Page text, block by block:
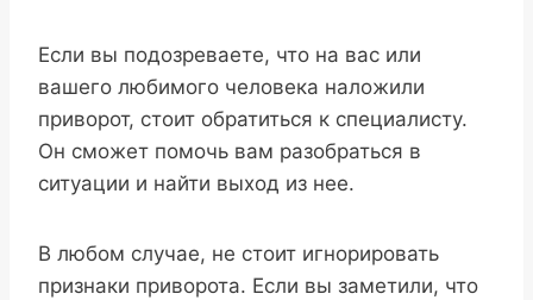
Если вы подозреваете, что на вас или
вашего любимого человека наложили
приворот, стоит обратиться к специалисту.
Он сможет помочь вам разобраться в
ситуации и найти выход из нее.
В любом случае, не стоит игнорировать
признаки приворота. Если вы заметили, что